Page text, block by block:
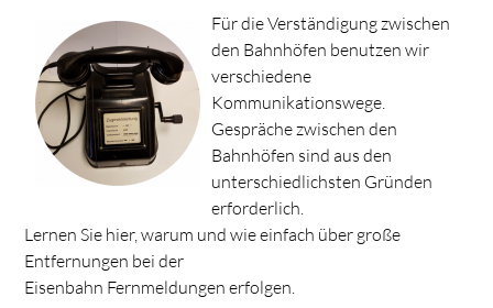
Für die Verständigung zwischen
den Bahnhöfen benutzen wir
verschiedene
Kommunikationswege.
Gespräche zwischen den
Bahnhöfen sind aus den
unterschiedlichsten Gründen
erforderlich.
Lernen Sie hier, warum und wie einfach über große
Entfernungen bei der
Eisenbahn Fernmeldungen erfolgen.